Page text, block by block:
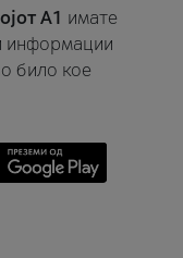
A1 имате
информации
било кое